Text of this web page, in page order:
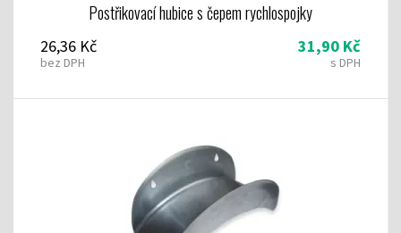
Postřikovací hubice s čepem rychlospojky
26,36 Kč
bez DPH
31,90 Kč
s DPH